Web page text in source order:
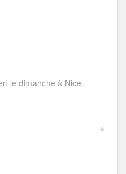
le dimanche à Nice